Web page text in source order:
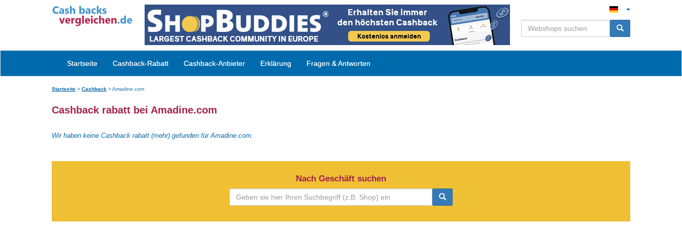
Startseite Cashback-Rabatt Cashback-Anbieter Erklärung Fragen & Antworten
Startseite > Cashback >Amadine.com
Cashback rabatt bei Amadine.com
Wir haben keine Cashback rabatt (mehr) gefunden für Amadine.com.
Nach Geschäft suchen